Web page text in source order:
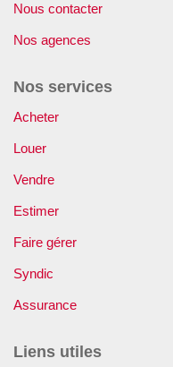
Nous contacter
Nos agences
Nos services
Acheter
Louer
Vendre
Estimer
Faire gérer
Syndic
Assurance
Liens utiles